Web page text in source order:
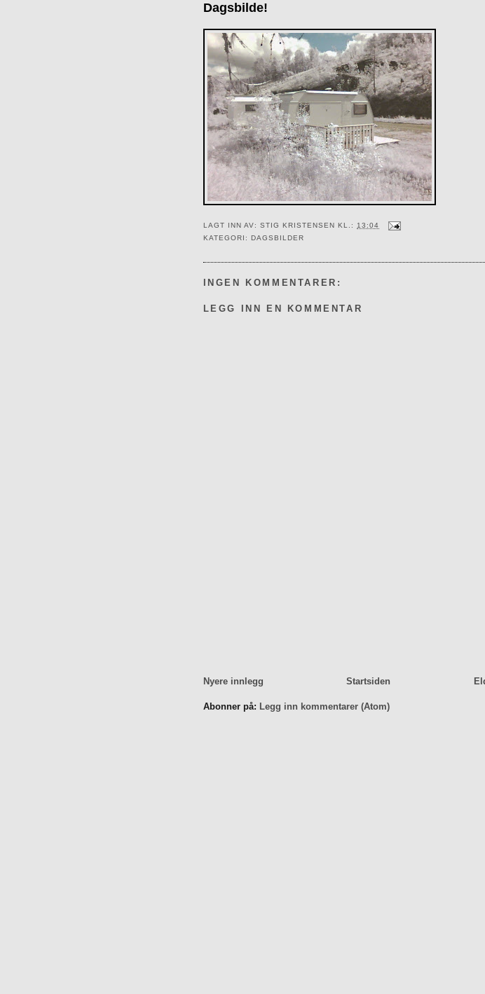
Dagsbilde!
LAGT INN AV: STIG KRISTENSEN KL.: 13:04
KATEGORI:
DAGSBILDER
INGEN KOMMENTARER:
LEGG INN EN KOMMENTAR
Nyere innlegg Startsiden
Abonner på: Legg inn kommentarer (Atom)